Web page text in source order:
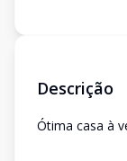
Descrição
Ótima casa à